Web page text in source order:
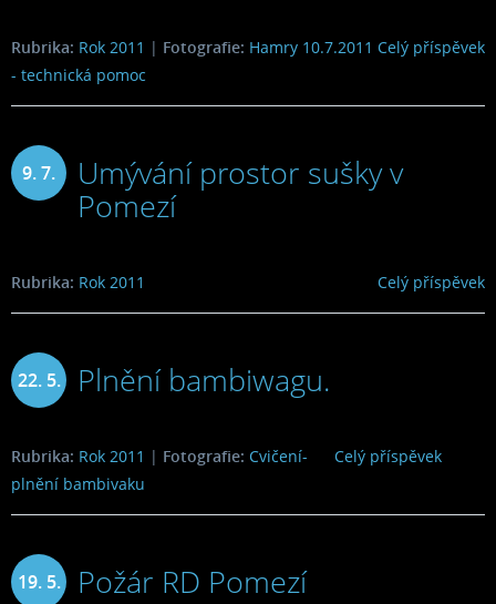
Celý příspěvek
Rubrika: Rok 2011 | Fotografie: Hamry 10.7.2011
- technická pomoc
9. 7.
Umývání prostor sušky v
Pomezí
Celý příspěvek
Rubrika: Rok 2011
22. 5. Plnění bambiwagu.
Celý příspěvek
Rubrika: Rok 2011 | Fotografie: Cvičení-
plnění bambivaku
19. 5. Požár RD Pomezí